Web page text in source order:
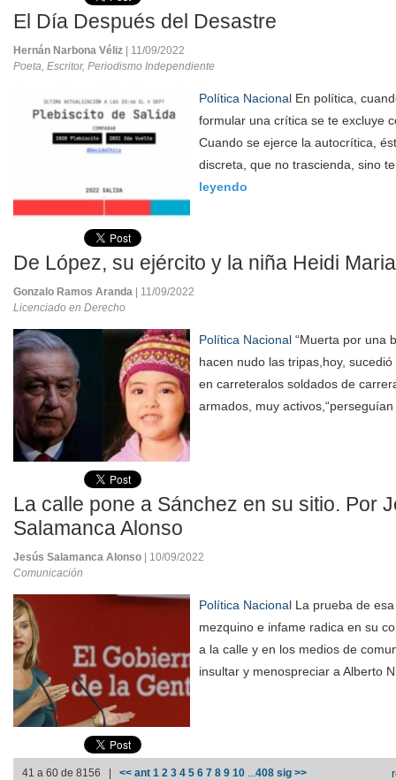
El Día Después del Desastre
Hernán Narbona Véliz
| 11/09/2022
Poeta, Escritor, Periodismo Independiente
Política Nacional En política,
formular una crítica se te excluye
Cuando se ejerce la autocrítica,
discreta, que no trascienda, sino
leyendo
De López, su ejército y la niña Heidi
Gonzalo Ramos Aranda
| 11/09/2022
Licenciado en Derecho
Política Nacional “Muerta por una
hacen nudo las tripas,hoy,
en carreteralos soldados de
armados, muy
La calle pone a Sánchez en su sitio. Por
Salamanca Alonso
Jesús Salamanca Alonso
| 10/09/2022
Comunicación
Política Nacional La prueba de
mezquino e infame radica en su
a la calle y en los medios de
insultar y menospreciar a Alberto
41 a 60 de 8156 | << ant 1 2 3 4 5 6 7 8 9 10 ...408 sig >>